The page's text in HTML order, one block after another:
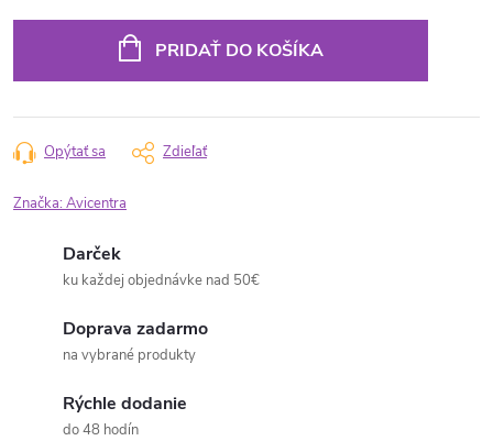
PRIDAŤ DO KOŠÍKA
Opýtať sa Zdieľať
Značka:Avicentra
Darček
ku každej objednávke nad 50€
Doprava zadarmo
na vybrané produkty
Rýchle dodanie
do 48 hodín